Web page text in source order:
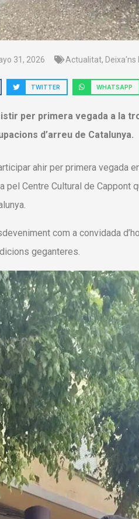
31, 2026 Actualitat, Deixa'ns
TWITTER WHATSAPP
per primera vegada a la
d’arreu de Catalunya.
ahir per primera vegada
pel Centre Cultural de Cappont
com a convidada
geganteres.